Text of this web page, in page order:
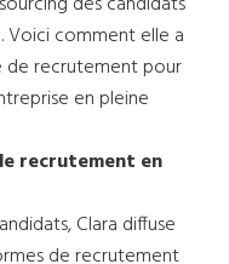
Voici comment elle a
de recrutement pour
en pleine
recrutement en
Clara diffuse
de recrutement